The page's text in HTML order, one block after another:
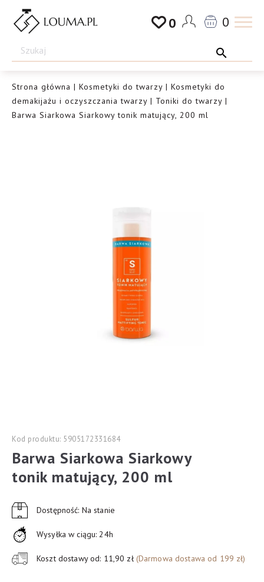
Przejdź
Drogeria
Louma.pl
0 0
Strona główna | Kosmetyki do twarzy | Kosmetyki do
demakijażu i oczyszczania twarzy | Toniki do twarzy |
Barwa Siarkowa Siarkowy tonik matujący, 200 ml
Kod produktu: 5905172331684
Barwa Siarkowa Siarkowy
tonik matujący, 200 ml
Dostępność: Na stanie
Wysyłka w ciągu: 24h
Koszt dostawy od: 11,90 zł (Darmowa dostawa od 199 zł)